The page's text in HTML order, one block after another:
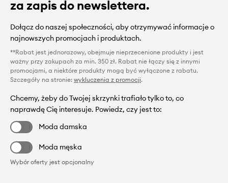
za zapis do newslettera.
Dołącz do naszej społeczności, aby otrzymywać informacje o
najnowszych promocjach i produktach.
**Rabat jest jednorazowy, obejmuje nieprzecenione produkty i jest
ważny przy zakupach za min. 350 zł. Rabat nie łączy się z innymi
promocjami, a niektóre produkty mogą być wyłączone z rabatu.
Szczegóły na stronie: wykluczenia z promocji.
Chcemy, żeby do Twojej skrzynki trafiało tylko to, co
naprawdę Cię interesuje. Powiedz, czy jest to:
Moda damska
Moda męska
Wybór oferty jest opcjonalny